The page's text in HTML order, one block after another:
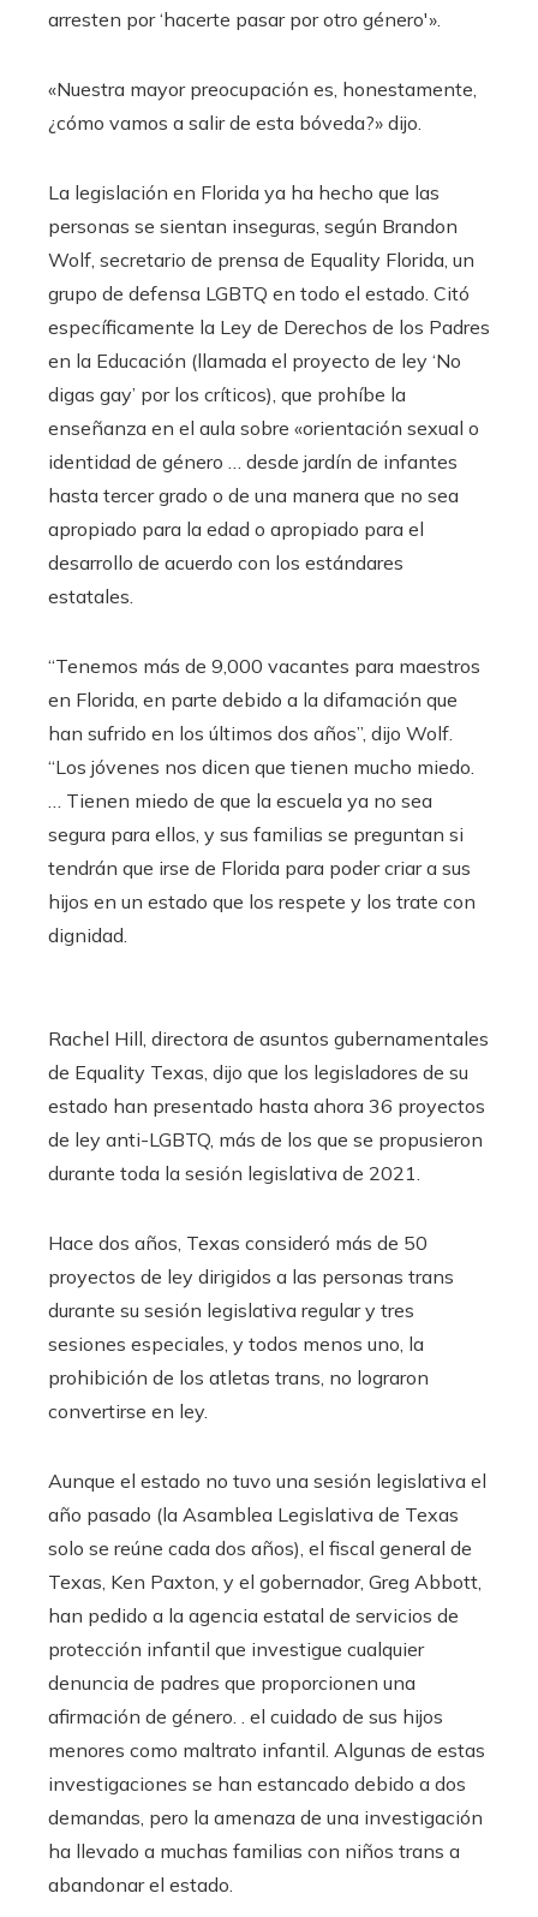
arresten por ‘hacerte pasar por otro género'».
«Nuestra mayor preocupación es, honestamente,
¿cómo vamos a salir de esta bóveda?» dijo.
La legislación en Florida ya ha hecho que las
personas se sientan inseguras, según Brandon
Wolf, secretario de prensa de Equality Florida, un
grupo de defensa LGBTQ en todo el estado. Citó
específicamente la Ley de Derechos de los Padres
en la Educación (llamada el proyecto de ley ‘No
digas gay’ por los críticos), que prohíbe la
enseñanza en el aula sobre «orientación sexual o
identidad de género … desde jardín de infantes
hasta tercer grado o de una manera que no sea
apropiado para la edad o apropiado para el
desarrollo de acuerdo con los estándares
estatales.
“Tenemos más de 9,000 vacantes para maestros
en Florida, en parte debido a la difamación que
han sufrido en los últimos dos años”, dijo Wolf.
“Los jóvenes nos dicen que tienen mucho miedo.
… Tienen miedo de que la escuela ya no sea
segura para ellos, y sus familias se preguntan si
tendrán que irse de Florida para poder criar a sus
hijos en un estado que los respete y los trate con
dignidad.
Rachel Hill, directora de asuntos gubernamentales
de Equality Texas, dijo que los legisladores de su
estado han presentado hasta ahora 36 proyectos
de ley anti-LGBTQ, más de los que se propusieron
durante toda la sesión legislativa de 2021.
Hace dos años, Texas consideró más de 50
proyectos de ley dirigidos a las personas trans
durante su sesión legislativa regular y tres
sesiones especiales, y todos menos uno, la
prohibición de los atletas trans, no lograron
convertirse en ley.
Aunque el estado no tuvo una sesión legislativa el
año pasado (la Asamblea Legislativa de Texas
solo se reúne cada dos años), el fiscal general de
Texas, Ken Paxton, y el gobernador, Greg Abbott,
han pedido a la agencia estatal de servicios de
protección infantil que investigue cualquier
denuncia de padres que proporcionen una
afirmación de género. . el cuidado de sus hijos
menores como maltrato infantil. Algunas de estas
investigaciones se han estancado debido a dos
demandas, pero la amenaza de una investigación
ha llevado a muchas familias con niños trans a
abandonar el estado.